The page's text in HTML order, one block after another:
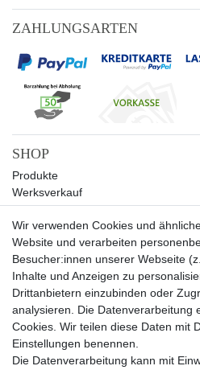
ZAHLUNGSARTEN
SHOP
Produkte
Werksverkauf
Sale
UNTERNEHMEN
Über uns
Kontakt
SERVICE
Versand
Zahlung
Hilfe
Wir verwenden Cookies und
Website und verarbeiten
Besucher:innen unserer Webseite
Inhalte und Anzeigen zu
Drittanbietern einzubinden oder
analysieren. Die Datenverarbeitung
Cookies. Wir teilen diese Daten mit
Einstellungen benennen.
Die Datenverarbeitung kann mit